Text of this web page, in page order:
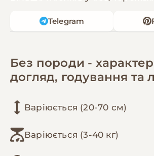
Telegram
Без породи -
догляд, годування та
Варіюється (20-70 см)
Варіюється (3-40 кг)